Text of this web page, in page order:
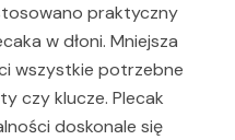
praktyczny
w dłoni. Mniejsza
wszystkie potrzebne
czy klucze. Plecak
doskonale się